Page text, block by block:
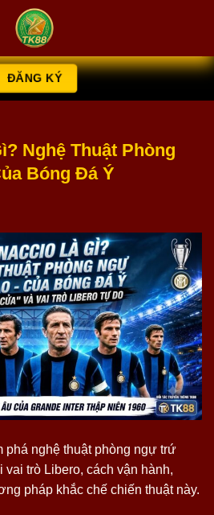
ĐĂNG KÝ
Nghệ Thuật Phòng
Bóng Đá Ý
phá nghệ thuật phòng ngự trứ
trò Libero, cách vận hành,
pháp khắc chế chiến thuật này.